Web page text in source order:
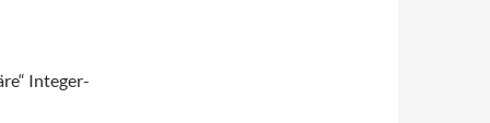
Integer-